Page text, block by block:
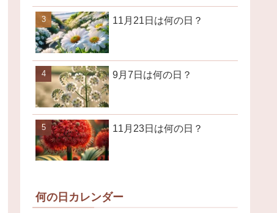
11月21日は何の日？
9月7日は何の日？
11月23日は何の日？
何の日カレンダー